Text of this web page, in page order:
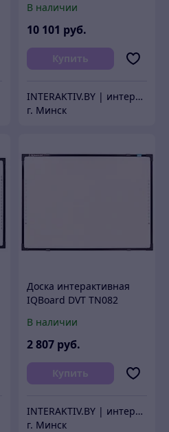
В наличии
10 101 руб.
Купить
INTERAKTIV.BY | интерактивное оборудование
г. Минск
Доска интерактивная
IQBoard DVT TN082
В наличии
2 807 руб.
Купить
INTERAKTIV.BY | интерактивное оборудование
г. Минск